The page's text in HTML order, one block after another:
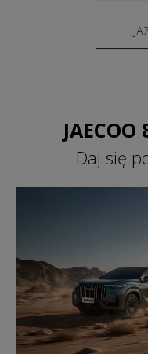
Daj się